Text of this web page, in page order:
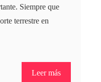
Siempre que
terrestre en
Leer más